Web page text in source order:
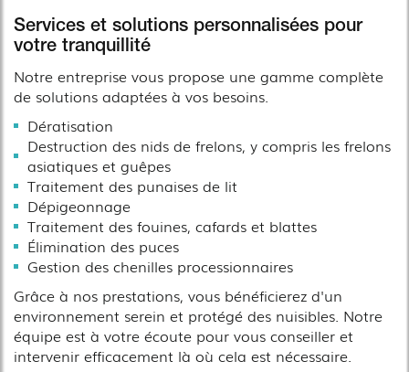
Services et solutions personnalisées pour
votre tranquillité
Notre entreprise vous propose une gamme complète
de solutions adaptées à vos besoins.
Dératisation
Destruction des nids de frelons, y compris les frelons
asiatiques et guêpes
Traitement des punaises de lit
Dépigeonnage
Traitement des fouines, cafards et blattes
Élimination des puces
Gestion des chenilles processionnaires
Grâce à nos prestations, vous bénéficierez d'un
environnement serein et protégé des nuisibles. Notre
équipe est à votre écoute pour vous conseiller et
intervenir efficacement là où cela est nécessaire.